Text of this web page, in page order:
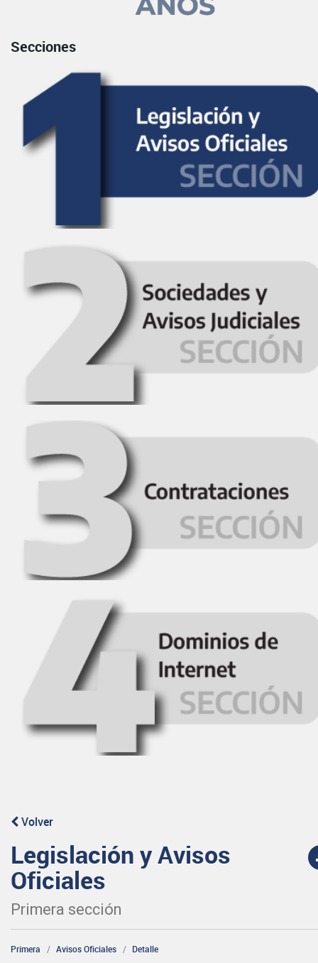
Secciones
Volver
Legislación y Avisos
Oficiales
Primera sección
Primera Avisos Oficiales Detalle